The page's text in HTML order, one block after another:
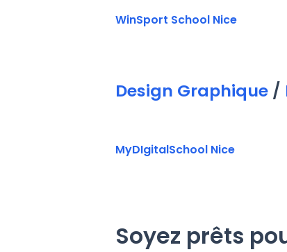
WinSport School Nice
Design Graphique /
MyDIgitalSchool Nice
Soyez prêts